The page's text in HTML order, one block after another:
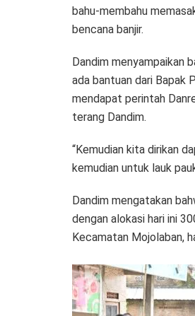
bahu-membahu
bencana banjir.
Dandim menyampaikan
ada bantuan dari Bapak
mendapat perintah
terang Dandim.
“Kemudian kita dirikan
kemudian untuk lauk
Dandim mengatakan
dengan alokasi hari ini
Kecamatan Mojolaban,